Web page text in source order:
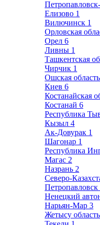
Елизово 1
Вилючинск 1
Орловская
Орел 6
Ливны 1
Ташкентская
Чирчик 1
Ошская область
Киев 6
Костанайская
Костанай 6
Республика
Кызыл 4
Ак-Довурак 1
Шагонар 1
Республика
Магас 2
Назрань 2
Северо-
Петропавловск
Ненецкий
Нарьян-Мар 3
Жетысу область